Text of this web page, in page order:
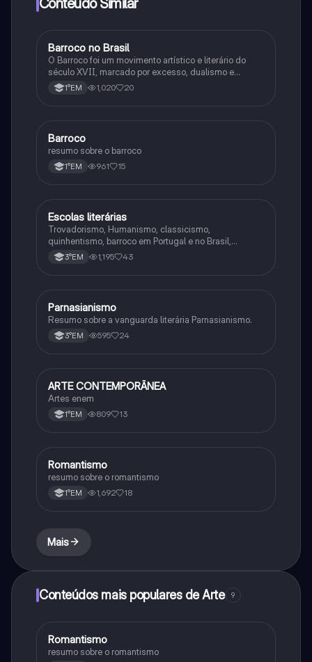
Conteúdo Similar
Português
Barroco no Brasil
O Barroco foi um movimento artístico e literário do
século XVII, marcado por excesso, dualismo e
contraste. Buscava expressar a angústia humana
através de linguagem rebuscada e temas religiosos.
1°EM 1,020 20
Arte
Barroco
resumo sobre o barroco
1°EM 961 15
Português
Escolas literárias
Trovadorismo, Humanismo, classicismo,
quinhentismo, barroco em Portugal e no Brasil,
arcadismo em Portugal e no Brasil e romantismo em
Portugal e no Brasil
3°EM 1,195 43
Português
Parnasianismo
Resumo sobre a vanguarda literária Parnasianismo.
3°EM 595 24
Arte
ARTE CONTEMPORÂNEA
Artes enem
1°EM 809 13
Arte
Romantismo
resumo sobre o romantismo
1°EM 1,692 18
Mais
Conteúdos mais populares de Arte 9
Arte
Romantismo
resumo sobre o romantismo